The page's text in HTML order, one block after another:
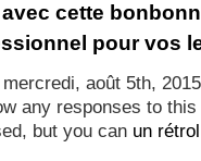
cette
pour vos
août 5th,
any responses to
but you can un